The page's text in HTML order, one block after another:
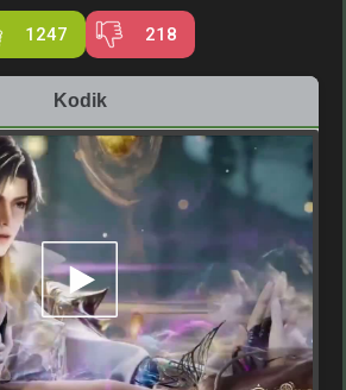
1247 218
Kodik